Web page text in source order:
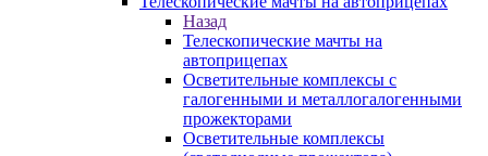
Назад
Телескопические мачты на
автоприцепах
Осветительные комплексы с
галогенными и металлогалогенными
прожекторами
Осветительные комплексы